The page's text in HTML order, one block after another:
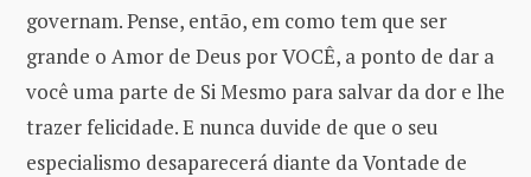
governam. Pense, então, em como tem que ser
grande o Amor de Deus por VOCÊ, a ponto de dar a
você uma parte de Si Mesmo para salvar da dor e lhe
trazer felicidade. E nunca duvide de que o seu
especialismo desaparecerá diante da Vontade de